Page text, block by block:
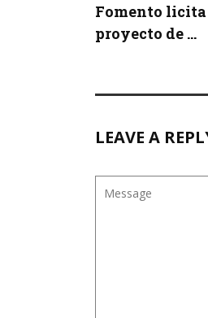
Fomento
proyecto de ...
LEAVE A